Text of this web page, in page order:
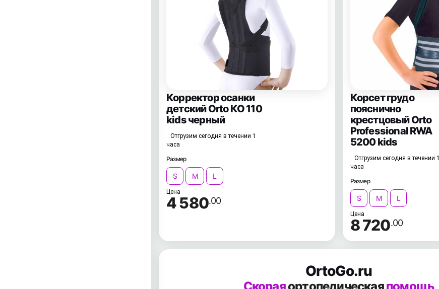
Корректор осанки
детский Orto КО 110
kids черный
Отгрузим сегодня в течении 1
часа
Размер
S M L
Цена
4 580.00
Корсет грудо
пояснично
крестцовый Orto
Professional RWA
5200 kids
Отгрузим сегодня в течении 1
часа
Размер
S M L
Цена
8 720.00
OrtoGo.ru
Скораяортопедическаяпомощь